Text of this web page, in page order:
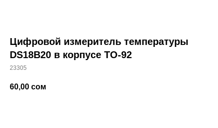
Цифровой измеритель температуры
DS18B20 в корпусе TO-92
23305
60,00 сом